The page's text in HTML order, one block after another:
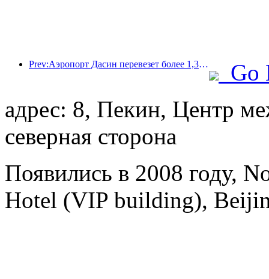
Prev:Аэропорт Дасин перевезет более 1,3 миллиона пассажиров в период празднования Дня независимости в 2025 году.
Go
адрес: 8, Пекин, Центр
северная сторона
Появились в 2008 году,
Hotel (VIP building),